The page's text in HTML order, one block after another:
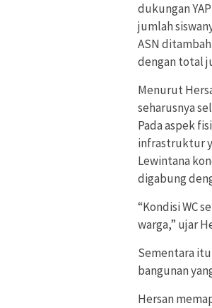
dukungan
jumlah
ASN
dengan total
Menurut
seharusnya
Pada aspek
infrastruktur
Lewintana
digabung
“Kondisi WC
warga,” ujar
Sementara
bangunan
Hersan